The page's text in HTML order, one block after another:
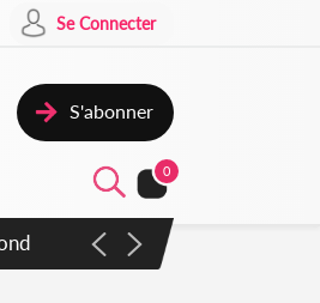
Se Connecter
S'abonner
0